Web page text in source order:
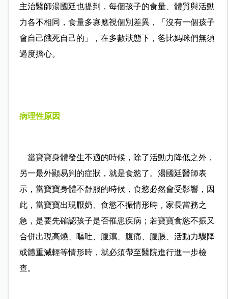
主治醫師湯國廷也提到，每個孩子的食量、體質與活動
力各不相同，食量多寡應視個別差異，「沒有一個孩子
會自己餓死自己的」，在多數狀態下，爸比媽咪們無須
過度擔心。
病理性原因
當寶寶身體發生不適的時候，除了活動力降低之外，
另一最外顯易判的症狀，就是食慾了。湯國廷醫師表
示，當寶寶身體不舒服的時候，食慾必然會受影響，因
此，當寶寶出現厭奶、食慾不振情形時，家長當務之
急，是要先確認孩子是否罹患疾病；若寶寶食慾不振又
合併出現高燒、嘔吐、腹瀉、腹痛、腹脹、活動力驟降
或體重減輕等情形時，就必須帶至醫院進行進一步檢
查。